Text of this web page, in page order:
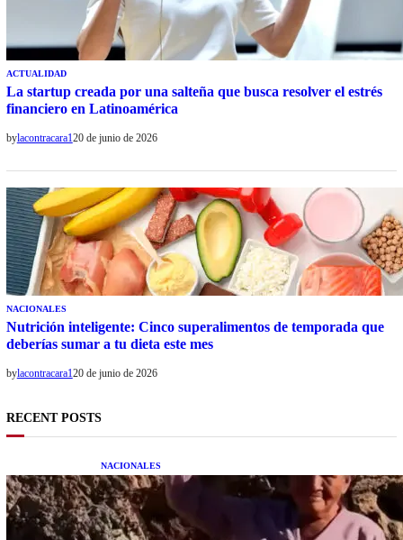
ACTUALIDAD
La startup creada por una salteña que busca resolver el estrés
financiero en Latinoamérica
bylacontracara120 de junio de 2026
NACIONALES
Nutrición inteligente: Cinco superalimentos de temporada que
deberías sumar a tu dieta este mes
bylacontracara120 de junio de 2026
RECENT POSTS
NACIONALES
Una mujer asegura haber peleado con un
extraterrestre cuerpo a cuerpo